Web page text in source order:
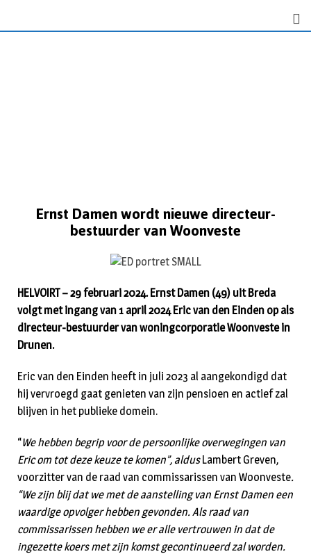
Ernst Damen wordt nieuwe directeur-
bestuurder van Woonveste
HELVOIRT – 29 februari 2024. Ernst Damen (49) uit Breda
volgt met ingang van 1 april 2024 Eric van den Einden op als
directeur-bestuurder van woningcorporatie Woonveste in
Drunen.
Eric van den Einden heeft in juli 2023 al aangekondigd dat
hij vervroegd gaat genieten van zijn pensioen en actief zal
blijven in het publieke domein.
“We hebben begrip voor de persoonlijke overwegingen van
Eric om tot deze keuze te komen”, aldusLambert Greven,
voorzitter van de raad van commissarissen van Woonveste.
“We zijn blij dat we met de aanstelling van Ernst Damen een
waardige opvolger hebben gevonden. Als raad van
commissarissen hebben we er alle vertrouwen in dat de
ingezette koers met zijn komst gecontinueerd zal worden.